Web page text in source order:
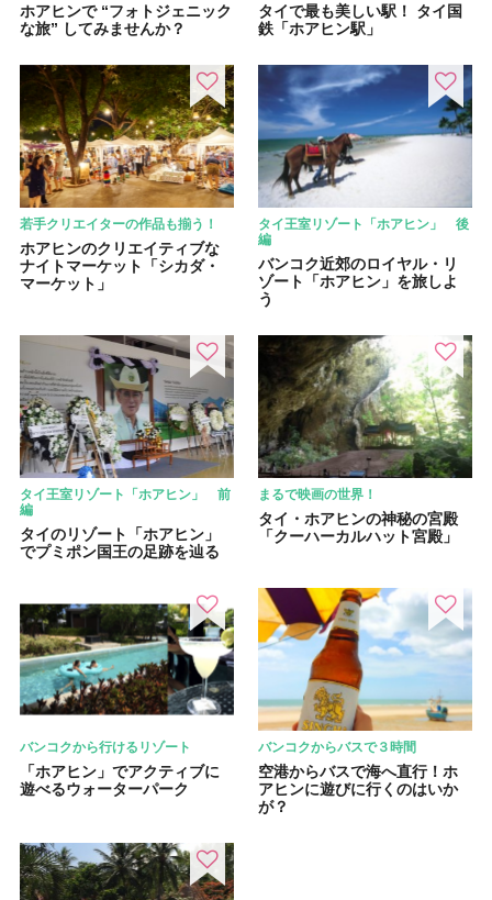
ホアヒンで “フォトジェニック
な旅” してみませんか？
タイで最も美しい駅！ タイ国
鉄「ホアヒン駅」
若手クリエイターの作品も揃う！
ホアヒンのクリエイティブな
ナイトマーケット「シカダ・
マーケット」
タイ王室リゾート「ホアヒン」 後
編
バンコク近郊のロイヤル・リ
ゾート「ホアヒン」を旅しよ
う
タイ王室リゾート「ホアヒン」 前
編
タイのリゾート「ホアヒン」
でプミポン国王の足跡を辿る
まるで映画の世界！
タイ・ホアヒンの神秘の宮殿
「クーハーカルハット宮殿」
バンコクから行けるリゾート
「ホアヒン」でアクティブに
遊べるウォーターパーク
バンコクからバスで３時間
空港からバスで海へ直行！ホ
アヒンに遊びに行くのはいか
が？